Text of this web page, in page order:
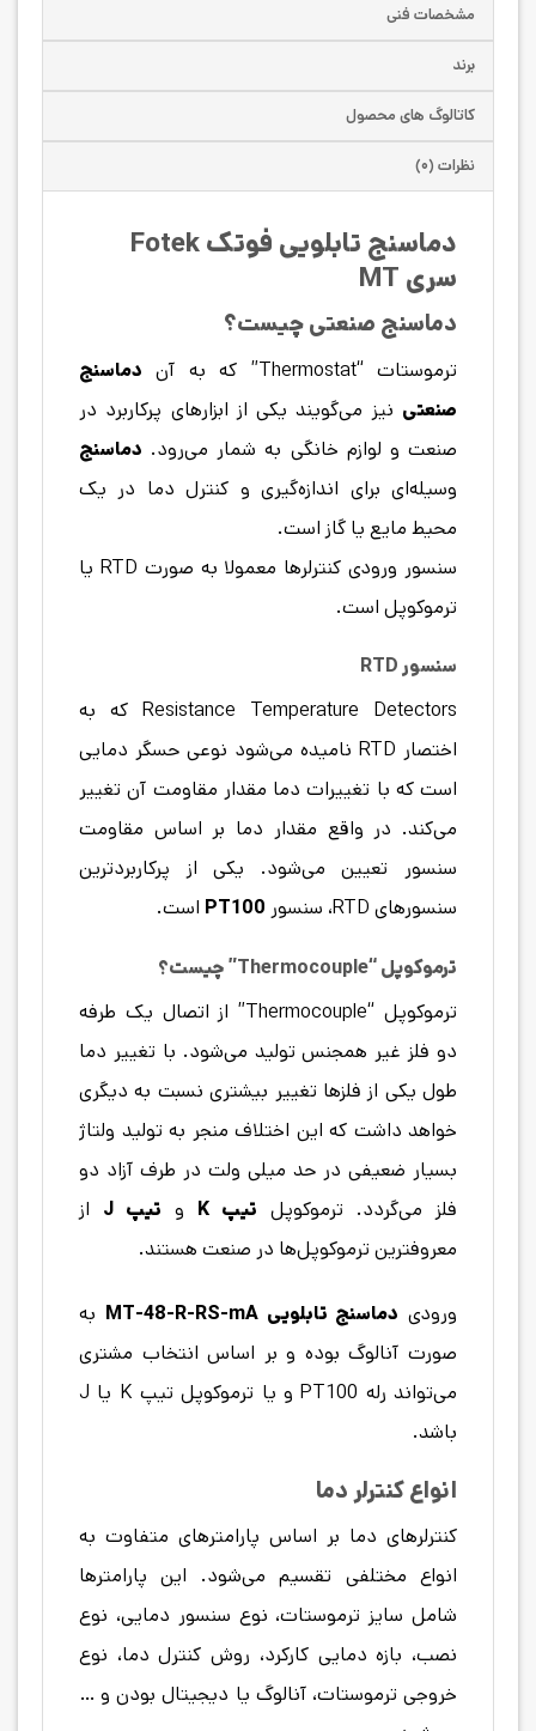
مشخصات فنی
برند
کاتالوگ های محصول
نظرات (۰)
دماسنج تابلویی فوتک Fotek
سری MT
دماسنج صنعتی چیست؟
ترموستات “Thermostat” که به آن
دماسنج
صنعتی نیز می‌گویند یکی از ابزارهای پرکاربرد در
صنعت و لوازم خانگی به شمار می‌رود. دماسنج
وسیله‌ای برای اندازه‌گیری و کنترل دما در یک
محیط مایع یا گاز است.
سنسور ورودی کنترلرها معمولا به صورت RTD یا
ترموکوپل است.
سنسور RTD
Resistance Temperature Detectors که به
اختصار RTD نامیده می‌شود نوعی حسگر دمایی
است که با تغییرات دما مقدار مقاومت آن تغییر
می‌کند. در واقع مقدار دما بر اساس مقاومت
سنسور تعیین می‌شود. یکی از پرکاربردترین
سنسورهای RTD، سنسور
PT100 است.
ترموکوپل “Thermocouple” چیست؟
ترموکوپل “Thermocouple” از اتصال یک طرفه
دو فلز غیر همجنس تولید می‌شود. با تغییر دما
طول یکی از فلزها تغییر بیشتری نسبت به دیگری
خواهد داشت که این اختلاف منجر به تولید ولتاژ
بسیار ضعیفی در حد میلی ولت در طرف آزاد دو
فلز می‌گردد. ترموکوپل تیپ K و تیپ J
از
معروفترین ترموکوپل‌ها در صنعت هستند.
ورودی دماسنج تابلوییMT-48-R-RS-mA به
صورت آنالوگ بوده و بر اساس انتخاب مشتری
می‌تواند رله PT100 و یا ترموکوپل تیپ K یا J
باشد.
انواع کنترلر دما
کنترلرهای دما بر اساس پارامترهای متفاوت به
انواع مختلفی تقسیم می‌شود. این پارامترها
شامل سایز ترموستات، نوع سنسور دمایی، نوع
نصب، بازه دمایی کارکرد، روش کنترل دما، نوع
خروجی ترموستات، آنالوگ یا دیجیتال بودن و …